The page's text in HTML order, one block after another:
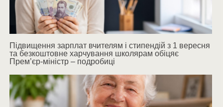
Підвищення зарплат вчителям і стипендій з 1 вересня
та безкоштовне харчування школярам обіцяє
Прем’єр-міністр – подробиці